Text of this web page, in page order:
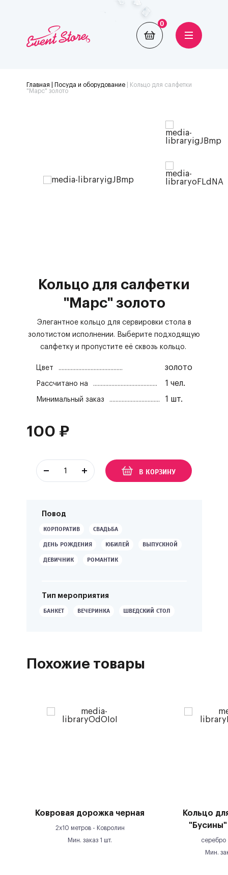
0
Главная | Посуда и оборудование|
Кольцо для салфетки
"Марс" золото
Повод
КОРПОРАТИВ СВАДЬБА
ДЕНЬ РОЖДЕНИЯ ЮБИЛЕЙ ВЫПУСКНОЙ
ДЕВИЧНИК РОМАНТИК
Тип мероприятия
БАНКЕТ ВЕЧЕРИНКА ШВЕДСКИЙ СТОЛ
Кольцо для салфетки
"Марс" золото
Элегантное кольцо для сервировки стола в
золотистом исполнении. Выберите подходящую
салфетку и пропустите её сквозь кольцо.
Цвет золото
Рассчитано на 1 чел.
Минимальный заказ 1 шт.
100 ₽
В КОРЗИНУ
Похожие товары
Ковровая дорожка черная
2х10 метров - Ковролин
Мин. заказ 1 шт.
Кольцо
Мин.